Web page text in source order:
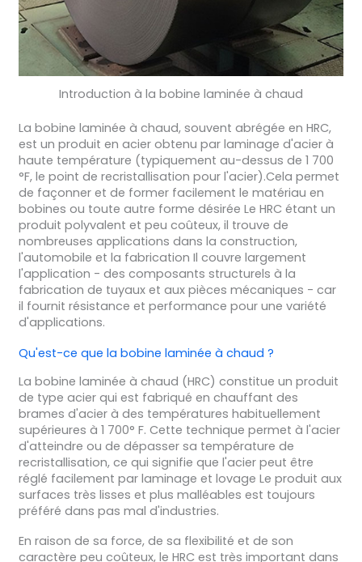
Introduction à la bobine laminée à chaud
La bobine laminée à chaud, souvent abrégée en HRC,
est un produit en acier obtenu par laminage d'acier à
haute température (typiquement au-dessus de 1 700
°F, le point de recristallisation pour l'acier).Cela permet
de façonner et de former facilement le matériau en
bobines ou toute autre forme désirée Le HRC étant un
produit polyvalent et peu coûteux, il trouve de
nombreuses applications dans la construction,
l'automobile et la fabrication Il couvre largement
l'application - des composants structurels à la
fabrication de tuyaux et aux pièces mécaniques - car
il fournit résistance et performance pour une variété
d'applications.
Qu'est-ce que la bobine laminée à chaud ?
La bobine laminée à chaud (HRC) constitue un produit
de type acier qui est fabriqué en chauffant des
brames d'acier à des températures habituellement
supérieures à 1 700° F. Cette technique permet à l'acier
d'atteindre ou de dépasser sa température de
recristallisation, ce qui signifie que l'acier peut être
réglé facilement par laminage et lovage Le produit aux
surfaces très lisses et plus malléables est toujours
préféré dans pas mal d'industries.
En raison de sa force, de sa flexibilité et de son
caractère peu coûteux, le HRC est très important dans